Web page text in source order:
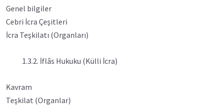
Genel bilgiler
Cebri İcra Çeşitleri
İcra Teşkilatı (Organları)
1.3.2. İflâs Hukuku (Külli İcra)
Kavram
Teşkilat (Organlar)